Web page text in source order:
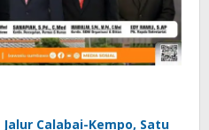
Calabai-Kempo, Satu